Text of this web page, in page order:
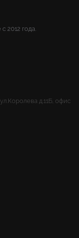
2012 года.
д.11Б, офис